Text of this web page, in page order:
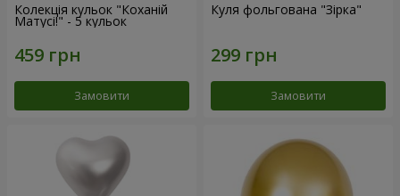
Колекція кульок "Коханій
Матусі!" - 5 кульок
Замовити
Куля фольгована "Зірка"
Замовити